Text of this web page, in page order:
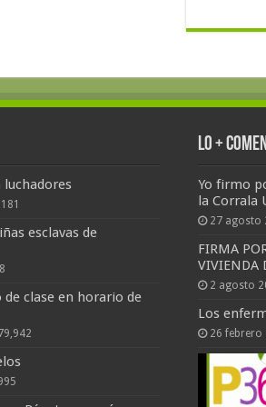
esclavas de
de clase en horario de
Lo +
Yo firmo
la Corrala
27 agosto
FIRMA
VIVIENDA
2 agosto
Los
26 febrero